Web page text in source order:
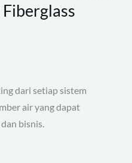
dari setiap sistem
air yang dapat
bisnis.